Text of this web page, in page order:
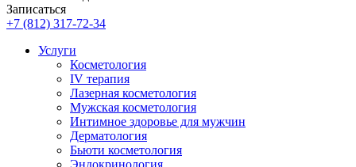
Записаться
+7 (812) 317-72-34
Услуги
Косметология
IV терапия
Лазерная косметология
Мужская косметология
Интимное здоровье для мужчин
Дерматология
Бьюти косметология
Эндокринология